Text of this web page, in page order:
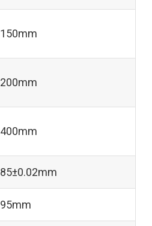
150mm
200mm
400mm
85±0.02mm
95mm